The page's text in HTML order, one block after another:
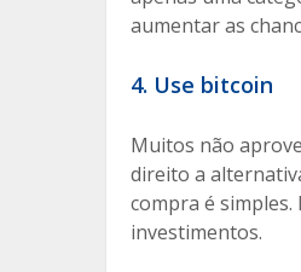
aumentar as
4. Use bitcoin
Muitos não
direito a
compra é
investimentos.